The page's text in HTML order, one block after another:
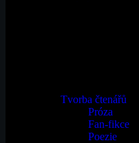
Tvorba čtenářů
Próza
Fan-fikce
Poezie